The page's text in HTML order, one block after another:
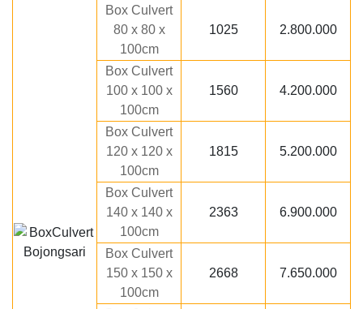
Box Culvert
80 x 80 x
100cm
1025 2.800.000
Box Culvert
100 x 100 x
100cm
1560 4.200.000
Box Culvert
120 x 120 x
100cm
1815 5.200.000
Box Culvert
140 x 140 x
100cm
2363 6.900.000
Box Culvert
150 x 150 x
100cm
2668 7.650.000